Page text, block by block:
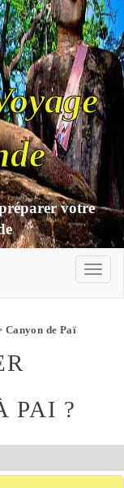
votre
Canyon de Paï
PAI ?